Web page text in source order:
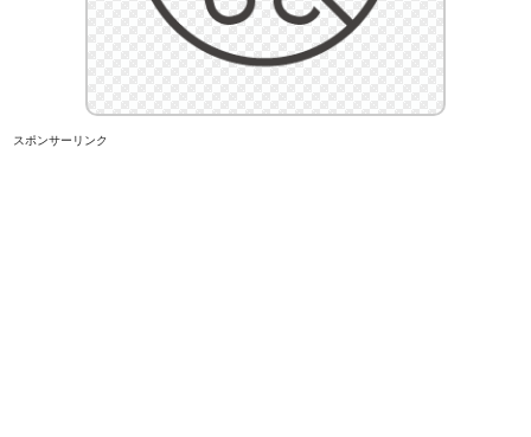
スポンサーリンク